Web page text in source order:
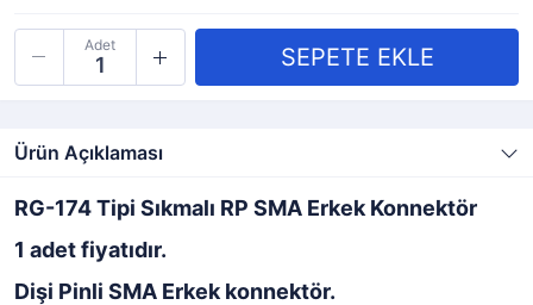
Adet
Ürün Açıklaması
RG-174 Tipi Sıkmalı RP SMA Erkek Konnektör
1 adet fiyatıdır.
Dişi Pinli SMA Erkek konnektör.